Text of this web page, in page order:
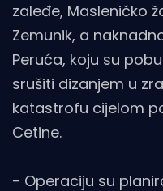
zaleđe, Masleničko
Zemunik, a
Peruća, koju su
srušiti dizanjem u
katastrofu cijelom
Cetine.
- Operaciju su